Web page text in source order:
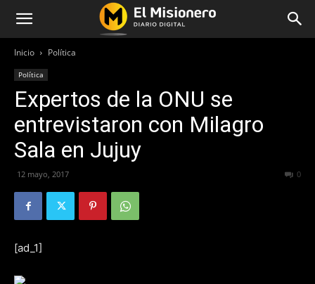
Inicio Política
Política
Expertos de la ONU se
entrevistaron con Milagro
Sala en Jujuy
12 mayo, 2017 0
[ad_1]